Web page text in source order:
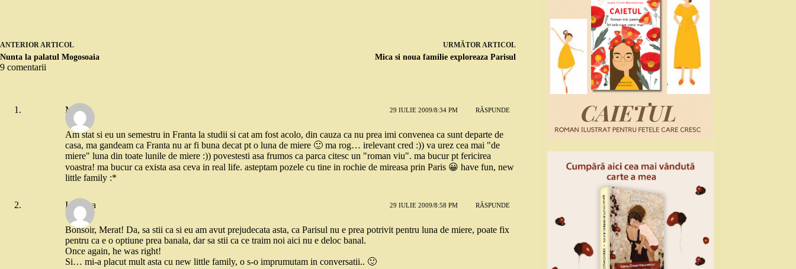
ANTERIOR ARTICOL
Nunta la palatul Mogosoaia
URMĂTOR ARTICOL
Mica si noua familie exploreaza Parisul
9 comentarii
Merat 29 IULIE 2009/8:34 PM RĂSPUNDE
Am stat si eu un semestru in Franta la studii si cat am fost acolo, din cauza ca nu prea imi convenea ca sunt departe de
casa, ma gandeam ca Franta nu ar fi buna decat pt o luna de miere 🙂 ma rog… irelevant cred :)) va urez cea mai "de
miere" luna din toate lunile de miere :)) povestesti asa frumos ca parca citesc un "roman viu". ma bucur pt fericirea
voastra! ma bucur ca exista asa ceva in real life. asteptam pozele cu tine in rochie de mireasa prin Paris 😀 have fun, new
little family :*
Ionouka 29 IULIE 2009/8:58 PM RĂSPUNDE
Bonsoir, Merat! Da, sa stii ca si eu am avut prejudecata asta, ca Parisul nu e prea potrivit pentru luna de miere, poate fix
pentru ca e o optiune prea banala, dar sa stii ca ce traim noi aici nu e deloc banal.
Once again, he was right!
Si… mi-a placut mult asta cu new little family, o s-o imprumutam in conversatii.. 🙂